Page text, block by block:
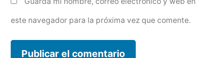
este navegador para la próxima vez que comente.